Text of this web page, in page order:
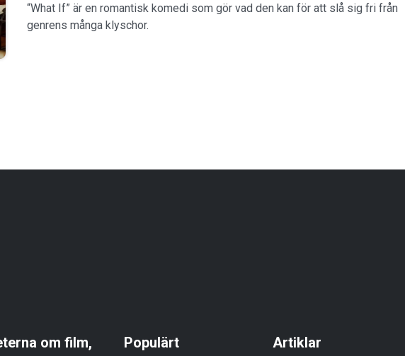
“What If” är en romantisk komedi som gör vad den kan för att slå sig fri från
genrens många klyschor.
om film,
Populärt Artiklar